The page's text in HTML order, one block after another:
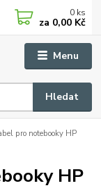
Menu
Hledat
0 ks
za 0,00 Kč
pro notebooky HP
HP